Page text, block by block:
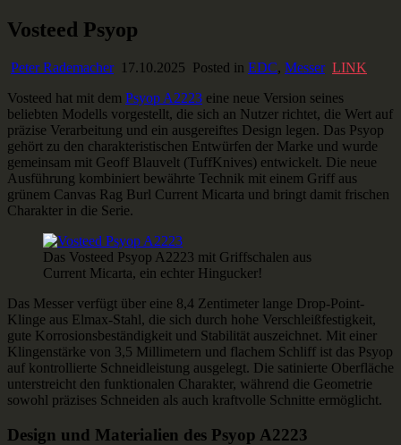
Skip
toAusstaffiert
Gear und Gadgets zum Verlieben
Vosteed Psyop
Peter Rademacher 17.10.2025 Posted in EDC, Messer LINK
Vosteed hat mit dem Psyop A2223 eine neue Version seines
beliebten Modells vorgestellt, die sich an Nutzer richtet, die Wert auf
präzise Verarbeitung und ein ausgereiftes Design legen. Das Psyop
gehört zu den charakteristischen Entwürfen der Marke und wurde
gemeinsam mit Geoff Blauvelt (TuffKnives) entwickelt. Die neue
Ausführung kombiniert bewährte Technik mit einem Griff aus
grünem Canvas Rag Burl Current Micarta und bringt damit frischen
Charakter in die Serie.
Das Vosteed Psyop A2223 mit Griffschalen aus
Current Micarta, ein echter Hingucker!
Das Messer verfügt über eine 8,4 Zentimeter lange Drop-Point-
Klinge aus Elmax-Stahl, die sich durch hohe Verschleißfestigkeit,
gute Korrosionsbeständigkeit und Stabilität auszeichnet. Mit einer
Klingenstärke von 3,5 Millimetern und flachem Schliff ist das Psyop
auf kontrollierte Schneidleistung ausgelegt. Die satinierte Oberfläche
unterstreicht den funktionalen Charakter, während die Geometrie
sowohl präzises Schneiden als auch kraftvolle Schnitte ermöglicht.
Design und Materialien des Psyop A2223